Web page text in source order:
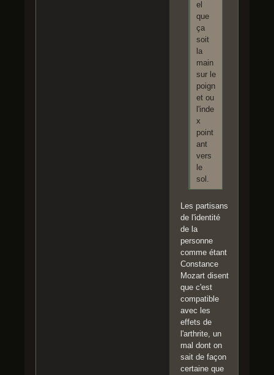
el
que
ça
soit
la
main
sur le
poign
et ou
l'inde
x
point
ant
vers
le
sol.
Les partisans
de l'identité
de la
personne
comme étant
Constance
Mozart disent
que c'est
compatible
avec les
effets de
l'arthrite, un
mal dont on
sait de façon
certaine que